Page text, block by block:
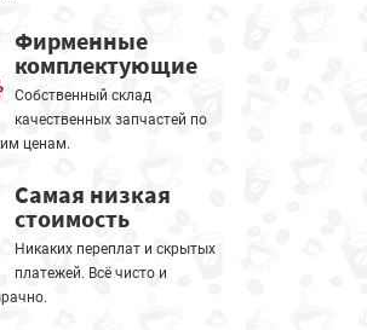
Фирменные
комплектующие
Собственный склад
качественных запчастей по
ценам.
Самая низкая
стоимость
Никаких переплат и скрытых
платежей. Всё чисто и